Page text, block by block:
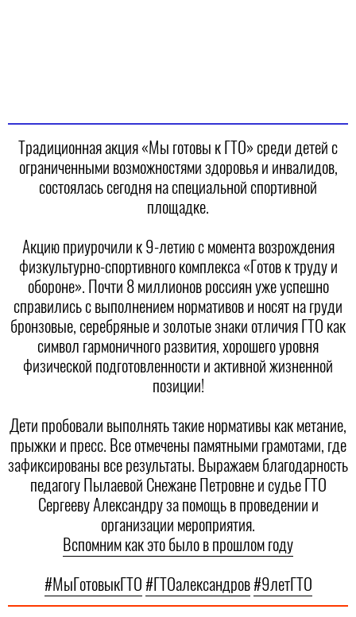
Традиционная акция «Мы готовы к ГТО» среди детей с
ограниченными возможностями здоровья и инвалидов,
состоялась сегодня на специальной спортивной
площадке.
Акцию приурочили к 9-летию с момента возрождения
физкультурно-спортивного комплекса «Готов к труду и
обороне». Почти 8 миллионов россиян уже успешно
справились с выполнением нормативов и носят на груди
бронзовые, серебряные и золотые знаки отличия ГТО как
символ гармоничного развития, хорошего уровня
физической подготовленности и активной жизненной
позиции!
Дети пробовали выполнять такие нормативы как метание,
прыжки и пресс. Все отмечены памятными грамотами, где
зафиксированы все результаты. Выражаем благодарность
педагогу Пылаевой Снежане Петровне и судье ГТО
Сергееву Александру за помощь в проведении и
организации мероприятия.
Вспомним как это было в прошлом году
#МыГотовыкГТО#ГТОалександров#9летГТО